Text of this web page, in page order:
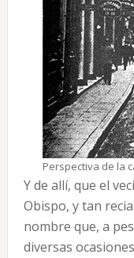
Perspectiva de la
Y de allí, que el
Obispo, y tan
nombre que, a
diversas